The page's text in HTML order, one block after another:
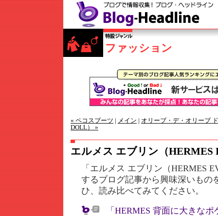
ファッション
« ペコスブーツ メイン
オリーブ・デ・オリーブ
DOLL） »
エルメス エブリン（HERMES
「エルメス エブリン（HERMES
するブログ記事から興味深いもの
ひ、読み比べてみてください。
「HERMES 背面に大きな